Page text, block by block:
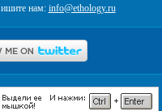
нам: info@ethology.ru